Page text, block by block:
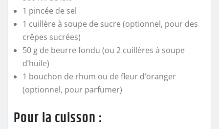
1 pincée de sel
1 cuillère à soupe de sucre (optionnel, pour des
crêpes sucrées)
50 g de beurre fondu (ou 2 cuillères à soupe
d’huile)
1 bouchon de rhum ou de fleur d’oranger
(optionnel, pour parfumer)
Pour la cuisson :